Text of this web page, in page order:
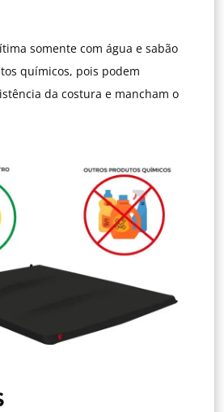
somente com água e sabão
químicos, pois podem
da costura e mancham o